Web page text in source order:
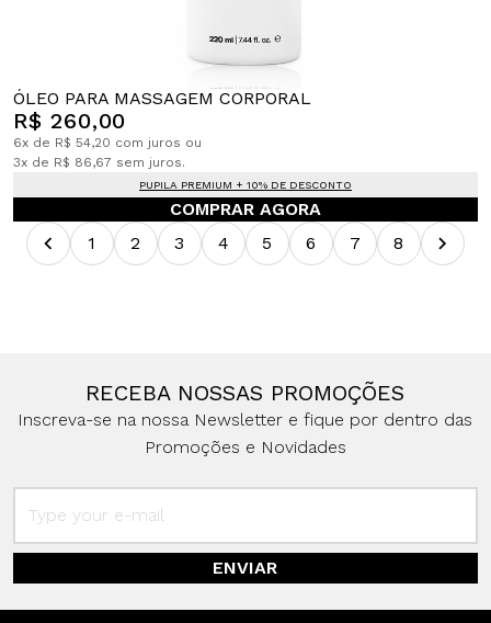
ÓLEO PARA MASSAGEM CORPORAL
R$ 260,00
6x de R$ 54,20 com juros ou
3x de R$ 86,67 sem juros.
PUPILA PREMIUM + 10% DE DESCONTO
COMPRAR AGORA
1
2 3 4 5 6 7 8
RECEBA NOSSAS PROMOÇÕES
Inscreva-se na nossa Newsletter e fique por dentro das
Promoções e Novidades
ENVIAR